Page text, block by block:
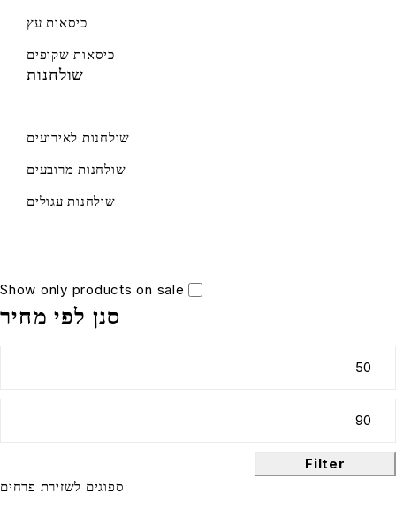
כיסאות עץ
כיסאות שקופים
שולחנות
שולחנות לאירועים
שולחנות מרובעים
שולחנות עגולים
סנן לפי מחיר
Filter
ספוגים לשזירת פרחים